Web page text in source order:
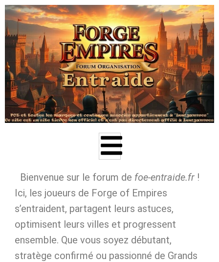
au
contenu
Bienvenue sur le forum de foe‑entraide.fr!
Ici, les joueurs de Forge of Empires
s’entraident, partagent leurs astuces,
optimisent leurs villes et progressent
ensemble. Que vous soyez débutant,
stratège confirmé ou passionné de Grands